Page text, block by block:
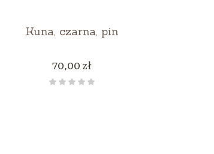
Kuna, czarna, pin
Cena
70,00 zł